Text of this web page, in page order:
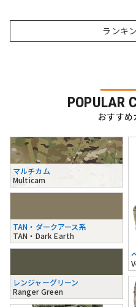
ランキ
POPULAR
おすすめ
マルチカム
Multicam
TAN・ダークアース系
TAN・Dark Earth
レンジャーグリーン
Ranger Green